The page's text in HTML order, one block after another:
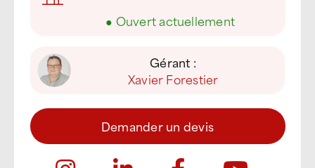
● Ouvert actuellement
Gérant :
Xavier Forestier
Demander un devis